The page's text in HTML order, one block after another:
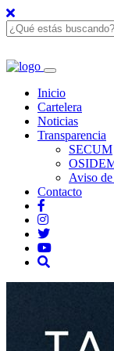
Inicio
Cartelera
Noticias
Transparencia
SECUM
Aviso
Contacto